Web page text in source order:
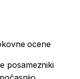
ocene
posamezniki